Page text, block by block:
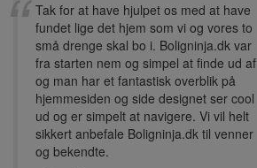
Tak for at have hjulpet os med at have
fundet lige det hjem som vi og vores to
små drenge skal bo i. Boligninja.dk var
fra starten nem og simpel at finde ud af
og man har et fantastisk overblik på
hjemmesiden og side designet ser cool
ud og er simpelt at navigere. Vi vil helt
sikkert anbefale Boligninja.dk til venner
og bekendte.